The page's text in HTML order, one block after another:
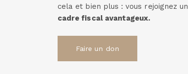
cela et bien plus : vous rejoignez un
cadre fiscal avantageux.
Faire un don